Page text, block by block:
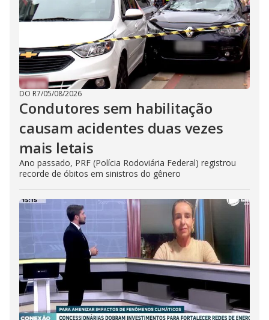
DO R7/05/08/2026
Condutores sem habilitação
causam acidentes duas vezes
mais letais
Ano passado, PRF (Polícia Rodoviária Federal) registrou
recorde de óbitos em sinistros do gênero